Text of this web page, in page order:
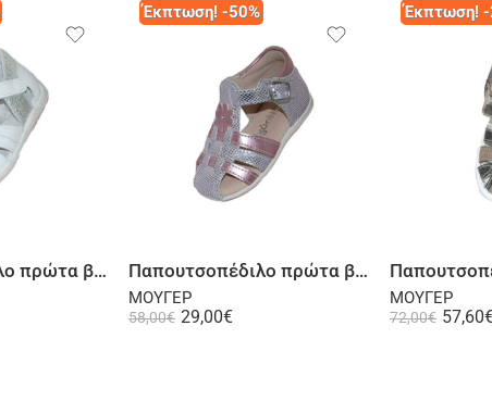
Παπουτσοπέδιλο πρώτα βήματα δερμάτινο λευκό
Έκπτωση! -50%
Παπουτσοπέδιλο πρώτα βήματα ψηλή φτέρνα δερμάτινο λουστρίνι ροζ
ΜΟΥΓΕΡ
58,00€ 29,00€
Έκπτωση! -
ΜΟΥΓΕΡ
72,00€ 57,60